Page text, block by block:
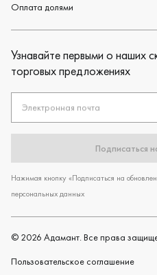
Оплата долями
Узнавайте первыми о наших
торговых предложениях
Электронная почта
Подписаться
Нажимая кнопку «Подписаться на
персональных данных
© 2026 Адамант. Все права
Пользовательское cоглашение